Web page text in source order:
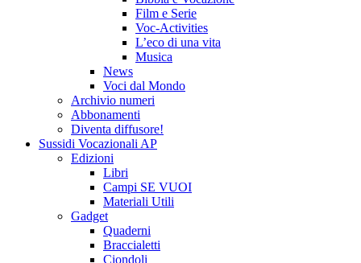
Film e Serie
Voc-Activities
L’eco di una vita
Musica
News
Voci dal Mondo
Archivio numeri
Abbonamenti
Diventa diffusore!
Sussidi Vocazionali AP
Edizioni
Libri
Campi SE VUOI
Materiali Utili
Gadget
Quaderni
Braccialetti
Ciondoli